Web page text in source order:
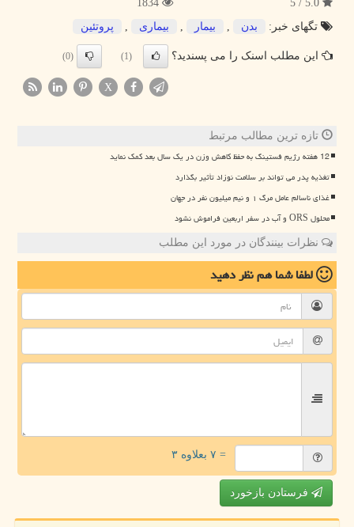
تگهای خبر:
بدن , بیمار , بیماری , پروتئین
این مطلب اسنک را می پسندید؟ (1)
(0)
X
تازه ترین مطالب مرتبط
12 هفته رژیم فستینگ به حفظ کاهش وزن در یک سال بعد کمک نماید
تغذیه پدر می تواند بر سلامت نوزاد تأثیر بگذارد
غذای ناسالم عامل مرگ ۱ و نیم میلیون نفر در جهان
محلول ORS و آب در سفر اربعین فراموش نشود
نظرات بینندگان در مورد این مطلب
لطفا شما همنظر دهید
= ۷ بعلاوه ۳
فرستادن بازخورد